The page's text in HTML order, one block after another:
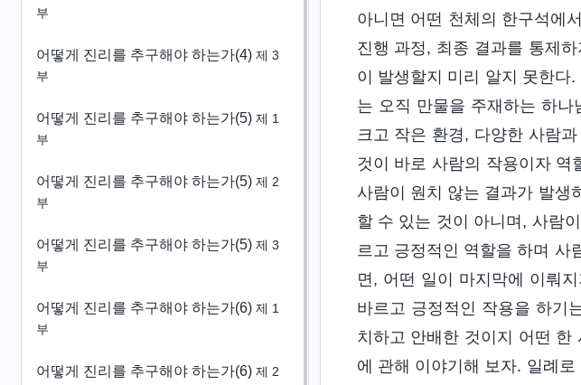
부
어떻게 진리를 추구해야 하는가(4) 제 3
부
어떻게 진리를 추구해야 하는가(5) 제 1
부
어떻게 진리를 추구해야 하는가(5) 제 2
부
어떻게 진리를 추구해야 하는가(5) 제 3
부
어떻게 진리를 추구해야 하는가(6) 제 1
부
어떻게 진리를 추구해야 하는가(6) 제 2
아니면 어떤 천체의 한구석에
진행 과정, 최종 결과를 통제
이 발생할지 미리 알지 못한다
는 오직 만물을 주재하는 하
크고 작은 환경, 다양한 사람
것이 바로 사람의 작용이자 역
사람이 원치 않는 결과가 발생
할 수 있는 것이 아니며, 사람
르고 긍정적인 역할을 하며 사
면, 어떤 일이 마지막에 이뤄
바르고 긍정적인 작용을 하기
치하고 안배한 것이지 어떤
에 관해 이야기해 보자. 일례